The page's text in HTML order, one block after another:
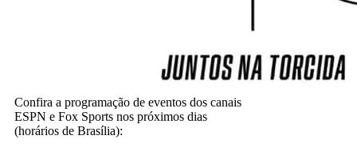
Confira a programação de eventos dos canais
ESPN e Fox Sports nos próximos dias
(horários de Brasília):